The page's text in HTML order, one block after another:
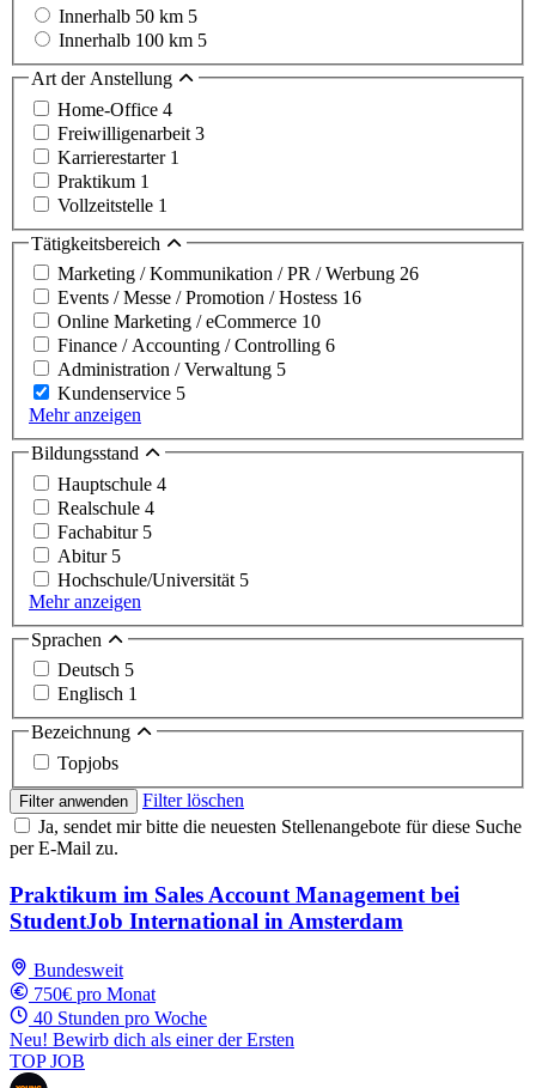
Innerhalb 50 km 5
Innerhalb 100 km 5
Art der Anstellung
Home-Office 4
Freiwilligenarbeit 3
Karrierestarter 1
Praktikum 1
Vollzeitstelle 1
Tätigkeitsbereich
Marketing / Kommunikation / PR / Werbung 26
Events / Messe / Promotion / Hostess 16
Online Marketing / eCommerce 10
Finance / Accounting / Controlling 6
Administration / Verwaltung 5
Kundenservice 5
Mehr anzeigen
Bildungsstand
Hauptschule 4
Realschule 4
Fachabitur 5
Abitur 5
Hochschule/Universität 5
Mehr anzeigen
Sprachen
Deutsch 5
Englisch 1
Bezeichnung
Topjobs
Filter anwenden
Filter löschen
Ja, sendet mir bitte die neuesten Stellenangebote für diese Suche
per E-Mail zu.
Praktikum im Sales Account Management bei
StudentJob International in Amsterdam
Bundesweit
750€ pro Monat
40 Stunden pro Woche
Neu! Bewirb dich als einer der Ersten
TOP JOB